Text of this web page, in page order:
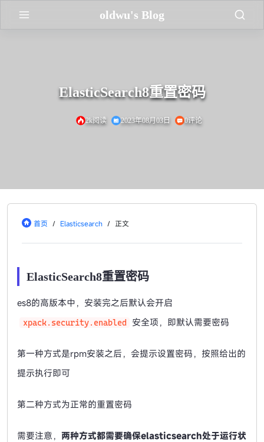
oldwu's Blog
ElasticSearch8重置密码
2k阅读 2023年08月03日 0评论
首页 / Elasticsearch / 正文
ElasticSearch8重置密码
es8的高版本中，安装完之后默认会开启
xpack.security.enabled 安全项，即默认需要密码
第一种方式是rpm安装之后，会提示设置密码，按照给出的
提示执行即可
第二种方式为正常的重置密码
需要注意， 两种方式都需要确保elasticsearch处于运行状